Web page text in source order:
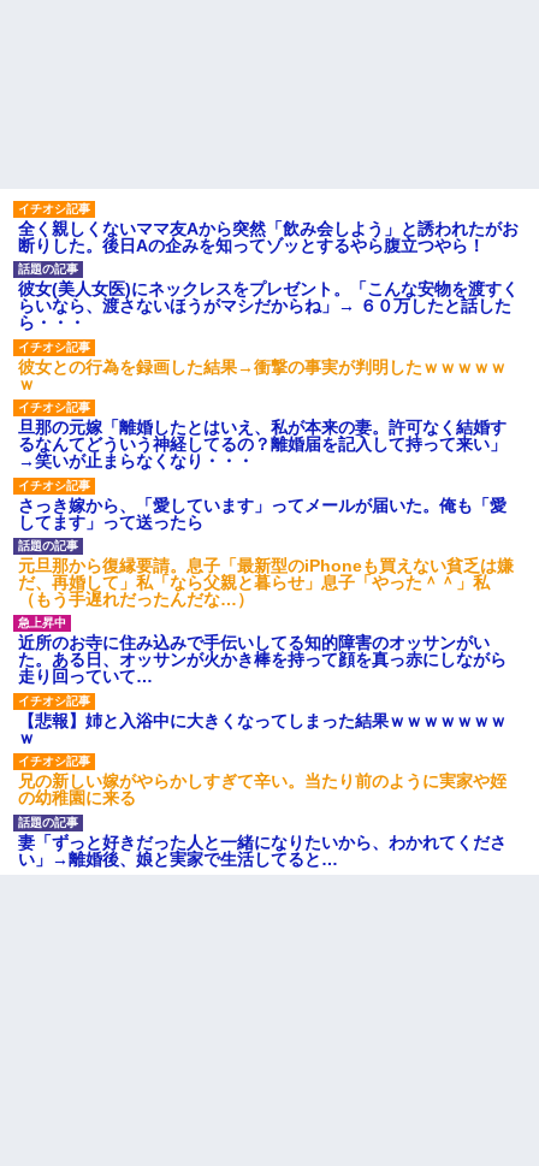
全く親しくないママ友Aから突然「飲み会しよう」と誘われたがお
断りした。後日Aの企みを知ってゾッとするやら腹立つやら！
彼女(美人女医)にネックレスをプレゼント。「こんな安物を渡すく
らいなら、渡さないほうがマシだからね」→ ６０万したと話した
ら・・・
彼女との行為を録画した結果→衝撃の事実が判明したｗｗｗｗｗ
ｗ
旦那の元嫁「離婚したとはいえ、私が本来の妻。許可なく結婚す
るなんてどういう神経してるの？離婚届を記入して持って来い」
→笑いが止まらなくなり・・・
さっき嫁から、「愛しています」ってメールが届いた。俺も「愛
してます」って送ったら
元旦那から復縁要請。息子「最新型のiPhoneも買えない貧乏は嫌
だ、再婚して」私「なら父親と暮らせ」息子「やった＾＾」私
（もう手遅れだったんだな…）
近所のお寺に住み込みで手伝いしてる知的障害のオッサンがい
た。ある日、オッサンが火かき棒を持って顔を真っ赤にしながら
走り回っていて…
【悲報】姉と入浴中に大きくなってしまった結果ｗｗｗｗｗｗｗ
ｗ
兄の新しい嫁がやらかしすぎて辛い。当たり前のように実家や姪
の幼稚園に来る
妻「ずっと好きだった人と一緒になりたいから、わかれてくださ
い」→離婚後、娘と実家で生活してると…